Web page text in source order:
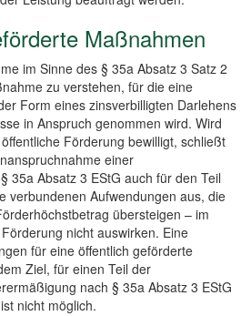
Maßnahmen
im Sinne des § 35a Absatz 3 Satz 2
zu verstehen, für die eine
Form eines zinsverbilligten Darlehens
in Anspruch genommen wird. Wird
Förderung bewilligt, schließt
einer
35a Absatz 3 EStG auch für den Teil
verbundenen Aufwendungen aus, die
übersteigen – im
nicht auswirken. Eine
für eine öffentlich geförderte
Ziel, für einen Teil der
nach § 35a Absatz 3 EStG
nicht möglich.